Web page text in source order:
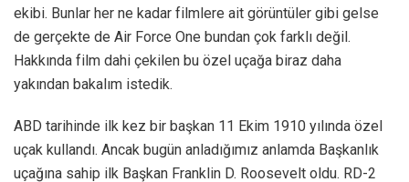
ekibi. Bunlar her ne kadar filmlere ait görüntüler gibi gelse
de gerçekte de Air Force One bundan çok farklı değil.
Hakkında film dahi çekilen bu özel uçağa biraz daha
yakından bakalım istedik.
ABD tarihinde ilk kez bir başkan 11 Ekim 1910 yılında özel
uçak kullandı. Ancak bugün anladığımız anlamda Başkanlık
uçağına sahip ilk Başkan Franklin D. Roosevelt oldu. RD-2